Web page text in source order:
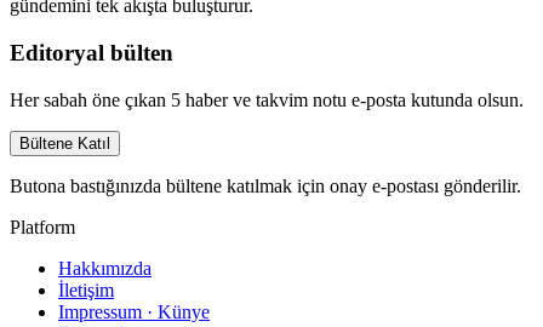
gündemini tek akışta buluşturur.
Editoryal bülten
Her sabah öne çıkan 5 haber ve takvim notu e-posta kutunda olsun.
Bültene Katıl
Butona bastığınızda bültene katılmak için onay e-postası gönderilir.
Platform
Hakkımızda
İletişim
Impressum · Künye